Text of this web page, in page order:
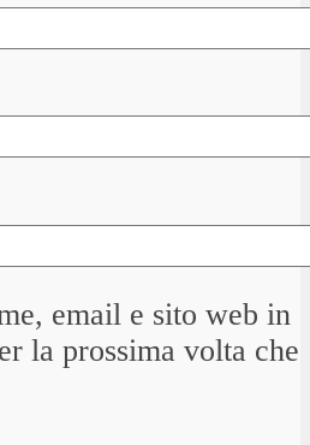
email e sito web in
la prossima volta che